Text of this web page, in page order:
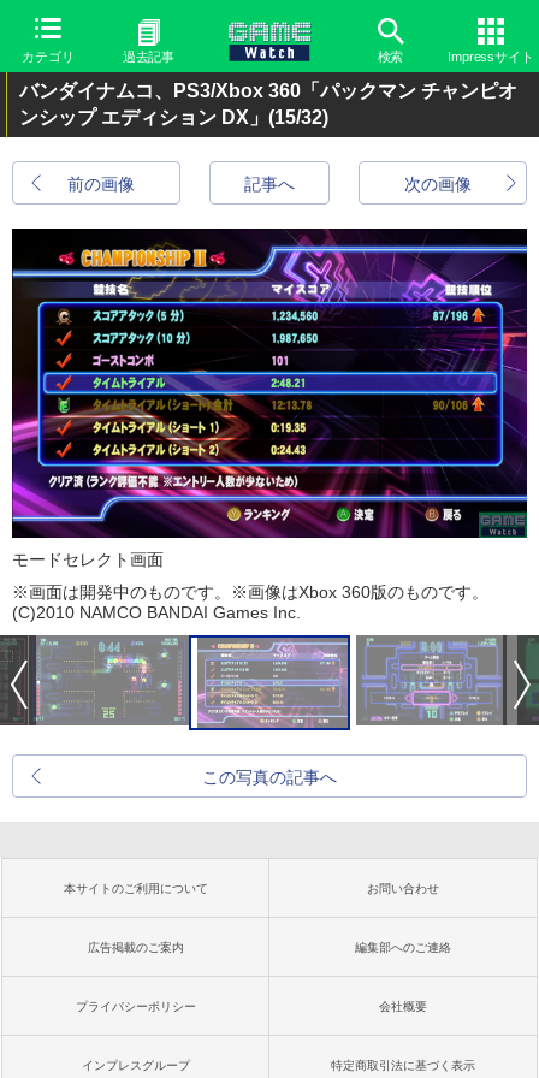
カテゴリ 過去記事 検索 Impressサイト
バンダイナムコ、PS3/Xbox 360「パックマン チャンピオ
ンシップ エディション DX」 (15/32)
前の画像 次の画像
記事へ
モードセレクト画面
※画面は開発中のものです。※画像はXbox 360版のものです。
(C)2010 NAMCO BANDAI Games Inc.
この写真の記事へ
本サイトのご利用について お問い合わせ
広告掲載のご案内 編集部へのご連絡
プライバシーポリシー 会社概要
インプレスグループ 特定商取引法に基づく表示